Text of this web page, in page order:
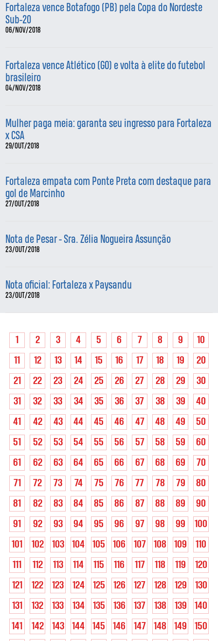
Fortaleza vence Botafogo (PB) pela Copa do Nordeste
Sub-20
06/NOV/2018
Fortaleza vence Atlético (GO) e volta à elite do futebol
brasileiro
04/NOV/2018
Mulher paga meia: garanta seu ingresso para Fortaleza
x CSA
29/OUT/2018
Fortaleza empata com Ponte Preta com destaque para
gol de Marcinho
27/OUT/2018
Nota de Pesar - Sra. Zélia Nogueira Assunção
23/OUT/2018
Nota oficial: Fortaleza x Paysandu
23/OUT/2018
1 2 3 4 5 6 7 8 9
10
11
12 13 14 15 16 17 18 19
20
21
22 23 24 25 26 27 28 29
30
31
32 33 34 35 36 37 38 39
40
41
42 43 44 45 46 47 48 49
50
51
52 53 54 55 56 57 58 59
60
61
62 63 64 65 66 67 68 69
70
71
72 73 74 75 76 77 78 79
80
81
82 83 84 85 86 87 88 89
90
91
92 93 94 95 96 97 98 99
100
101
102 103 104 105 106 107 108 109
110
111
112 113 114 115 116 117 118 119
120
121
122 123 124 125 126 127 128 129
130
131
132 133 134 135 136 137 138 139
140
141
142 143 144 145 146 147 148 149
150